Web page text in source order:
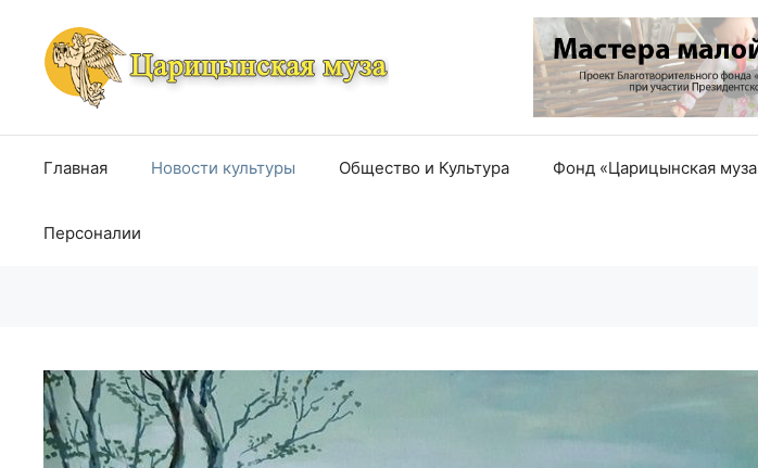
содержимому
Главная Новости культуры Общество и Культура Фонд «Царицынская
Персоналии